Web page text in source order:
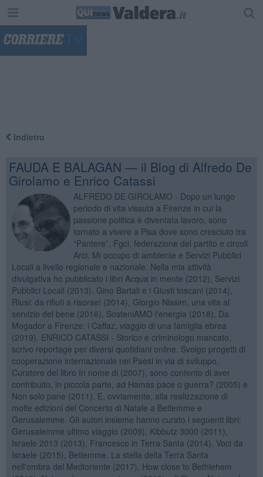
Indietro
FAUDA E BALAGAN — il Blog di Alfredo De
Girolamo e Enrico Catassi
ALFREDO DE GIROLAMO - Dopo un lungo
periodo di vita vissuta a Firenze in cui la
passione politica è diventata lavoro, sono
tornato a vivere a Pisa dove sono cresciuto tra
“Pantere”, Fgci, federazione del partito e circoli
Arci. Mi occupo di ambiente e Servizi Pubblici
Locali a livello regionale e nazionale. Nella mia attività
divulgativa ho pubblicato i libri Acqua in mente (2012), Servizi
Pubblici Locali (2013), Gino Bartali e i Giusti toscani (2014),
Riusi: da rifiuti a risorse! (2014), Giorgio Nissim, una vita al
servizio del bene (2016), SosteniAMO l'energia (2018), Da
Mogador a Firenze: i Caffaz, viaggio di una famiglia ebrea
(2019). ENRICO CATASSI - Storico e criminologo mancato,
scrivo reportage per diversi quotidiani online. Svolgo progetti di
cooperazione internazionale nei Paesi in via di sviluppo.
Curatore del libro In nome di (2007), sono contento di aver
contribuito, in piccola parte, ad Hamas pace o guerra? (2005) e
Non solo pane (2011). E, ovviamente, alla realizzazione di
molte edizioni del Concerto di Natale a Betlemme e
Gerusalemme. Gli autori insieme hanno curato i seguenti libri:
Gerusalemme ultimo viaggio (2009), Kibbutz 3000 (2011),
Israele 2013 (2013), Francesco in Terra Santa (2014). Voci da
Israele (2015), Betlemme. La stella della Terra Santa
nell'ombra del Medioriente (2017), How close to Bethlehem